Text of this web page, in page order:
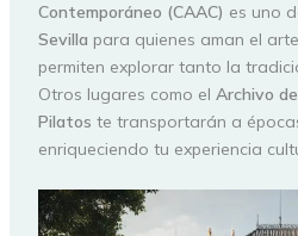
Contemporáneo (CAAC) es uno
Sevilla para quienes aman el
permiten explorar tanto la
Otros lugares como el Archivo
Pilatos te transportarán a
enriqueciendo tu experiencia